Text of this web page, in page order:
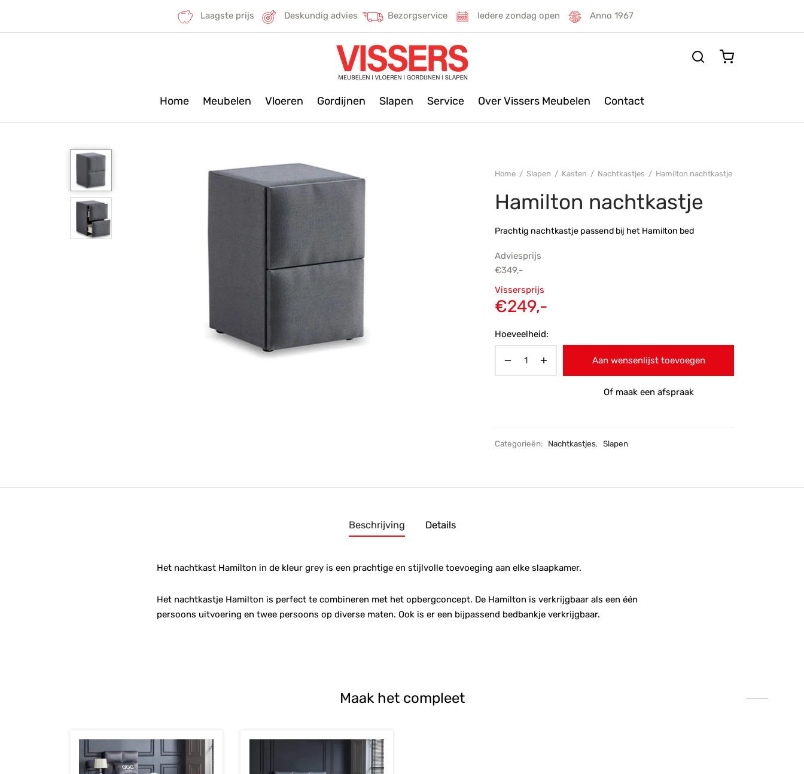
Laagste prijs Deskundig advies Bezorgservice Iedere zondag open Anno 1967
Home Meubelen Vloeren Gordijnen Slapen Service Over Vissers Meubelen Contact
Home / Slapen / Kasten / Nachtkastjes / Hamilton nachtkastje
Hamilton nachtkastje
Prachtig nachtkastje passend bij het Hamilton bed
Adviesprijs
€349,-
Oorspronkelijke
prijs was:
Vissersprijs
€249,-
€249,-.
Hoeveelheid:
Aan wensenlijst toevoegen
Of maak een afspraak
Categorieën: Nachtkastjes, Slapen
Beschrijving Details
Het nachtkast Hamilton in de kleur grey is een prachtige en stijlvolle toevoeging aan elke slaapkamer.
Het nachtkastje Hamilton is perfect te combineren met het opbergconcept. De Hamilton is verkrijgbaar als een één
persoons uitvoering en twee persoons op diverse maten. Ook is er een bijpassend bedbankje verkrijgbaar.
Maak het compleet